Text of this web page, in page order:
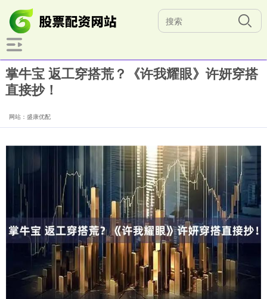
掌牛宝 返工穿搭荒？《许我耀眼》许妍穿搭
直接抄！
网站：盛康优配